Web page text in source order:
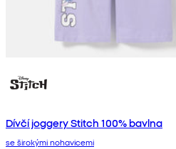
Dívčí joggery Stitch 100% bavlna
se širokými nohavicemi